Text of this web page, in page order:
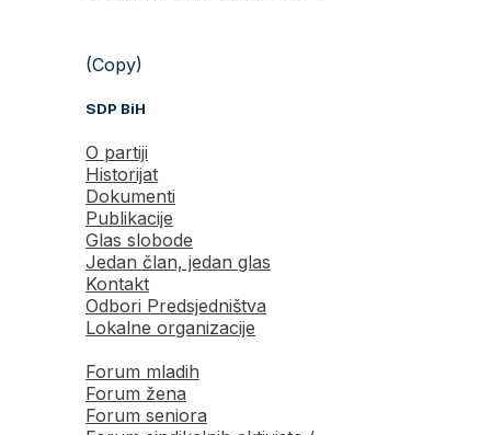
(Copy)
SDP BiH
O partiji
Historijat
Dokumenti
Publikacije
Glas slobode
Jedan član, jedan glas
Kontakt
Odbori Predsjedništva
Lokalne organizacije
Forum mladih
Forum žena
Forum seniora